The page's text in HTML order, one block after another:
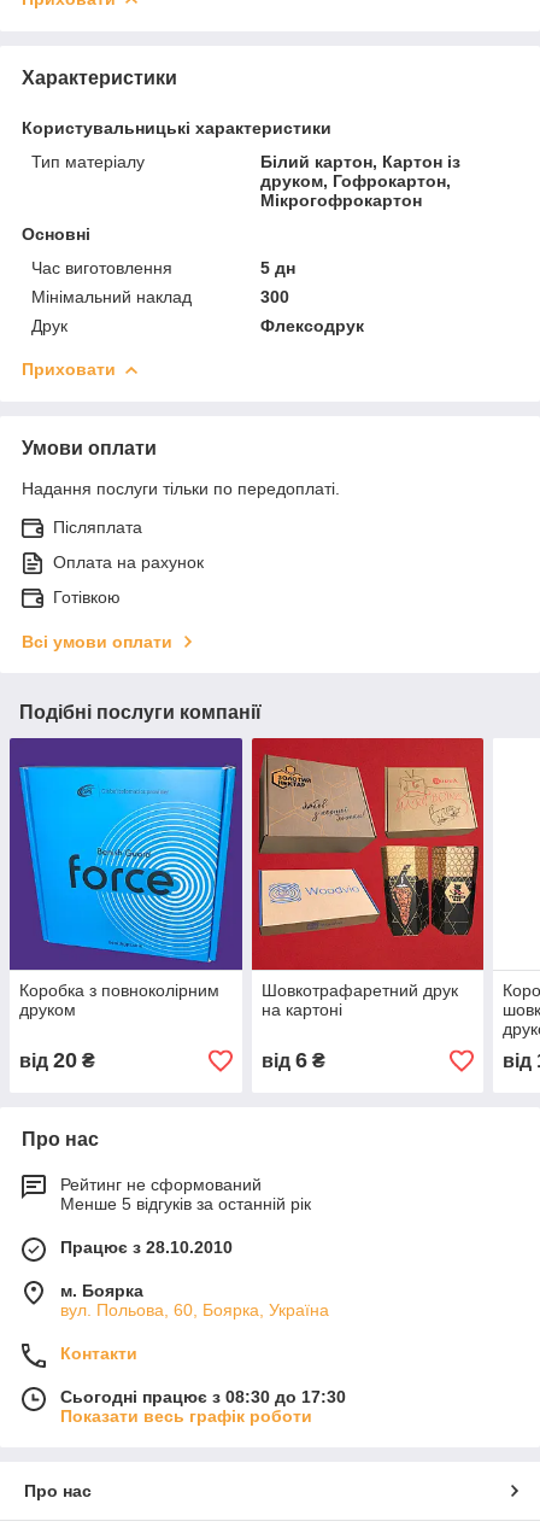
Характеристики
Користувальницькі характеристики
Тип матеріалу
Білий картон, Картон із
друком, Гофрокартон,
Мікрогофрокартон
Основні
Час виготовлення
5 дн
Мінімальний наклад
300
Друк
Флексодрук
Приховати
Умови оплати
Надання послуги тільки по передоплаті.
Післяплата
Оплата на рахунок
Готівкою
Всі умови оплати
Подібні послуги компанії
Коробка з повноколірним
друком
від 20 ₴
Шовкотрафаретний друк
на картоні
від 6₴ від
Про нас
Рейтинг не сформований
Менше 5 відгуків за останній рік
Працює з 28.10.2010
м. Боярка
вул. Польова, 60, Боярка, Україна
Контакти
Сьогодні працює з 08:30 до 17:30
Показати весь графік роботи
Про нас